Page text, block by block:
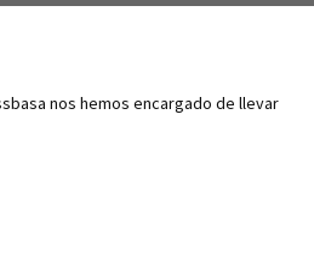
nos hemos encargado de llevar